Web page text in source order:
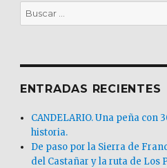
Buscar
por:
ENTRADAS RECIENTES
CANDELARIO. Una peña con
historia.
De paso por la Sierra de
del Castañar y la ruta de Los